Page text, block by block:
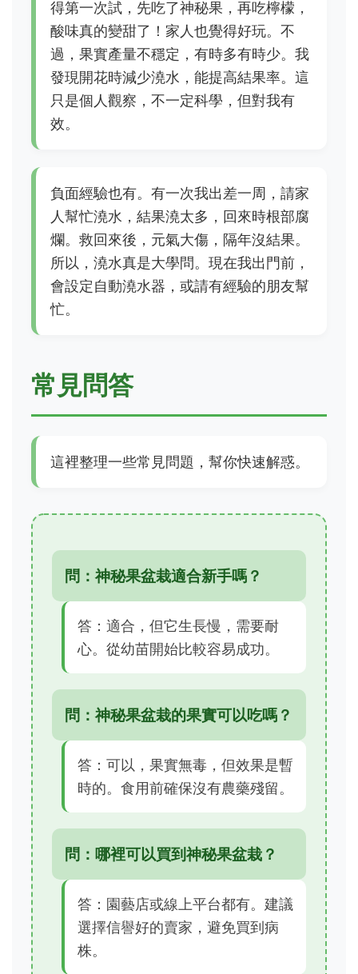
得第一次試，先吃了神秘果，再吃檸檬，
酸味真的變甜了！家人也覺得好玩。不
過，果實產量不穩定，有時多有時少。我
發現開花時減少澆水，能提高結果率。這
只是個人觀察，不一定科學，但對我有
效。
負面經驗也有。有一次我出差一周，請家
人幫忙澆水，結果澆太多，回來時根部腐
爛。救回來後，元氣大傷，隔年沒結果。
所以，澆水真是大學問。現在我出門前，
會設定自動澆水器，或請有經驗的朋友幫
忙。
常見問答
這裡整理一些常見問題，幫你快速解惑。
問：神秘果盆栽適合新手嗎？
答：適合，但它生長慢，需要耐
心。從幼苗開始比較容易成功。
問：神秘果盆栽的果實可以吃嗎？
答：可以，果實無毒，但效果是暫
時的。食用前確保沒有農藥殘留。
問：哪裡可以買到神秘果盆栽？
答：園藝店或線上平台都有。建議
選擇信譽好的賣家，避免買到病
株。